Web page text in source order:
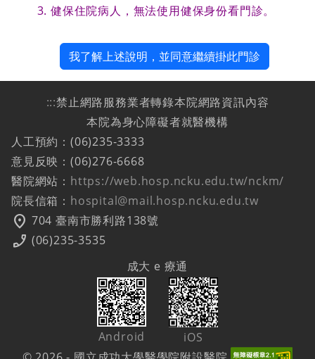
健保住院病人，無法使用健保身份看門診。
我了解上述說明，並同意繼續掛此門診
:::禁止網路服務業者轉錄本院網路資訊內容
本院為身心障礙者就醫機構
人工預約：(06)235-3333
意見反映：(06)276-6668
醫院網站： https://web.hosp.ncku.edu.tw/nckm/
院長信箱： hospital@mail.hosp.ncku.edu.tw
location_on 704 臺南市勝利路138號
phone_enabled (06)235-3535
成大 e 療通
Android
iOS